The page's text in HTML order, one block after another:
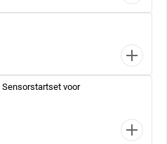
Sensorstartset voor